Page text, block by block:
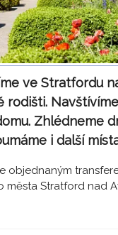
ve Stratfordu
rodišti.
Zhlédneme
i další
objednaným
města Stratford nad